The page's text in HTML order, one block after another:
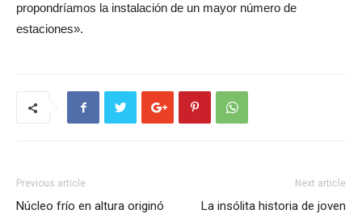
propondríamos la instalación de un mayor número de
estaciones».
Previous article
Núcleo frío en altura originó
Next article
La insólita historia de joven